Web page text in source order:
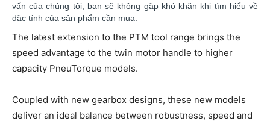
vấn của chúng tôi, bạn sẽ không gặp khó khăn khi tìm hiểu về
đặc tính của sản phẩm cần mua.
The latest extension to the PTM tool range brings the
speed advantage to the twin motor handle to higher
capacity PneuTorque models.
Coupled with new gearbox designs, these new models
deliver an ideal balance between robustness, speed and